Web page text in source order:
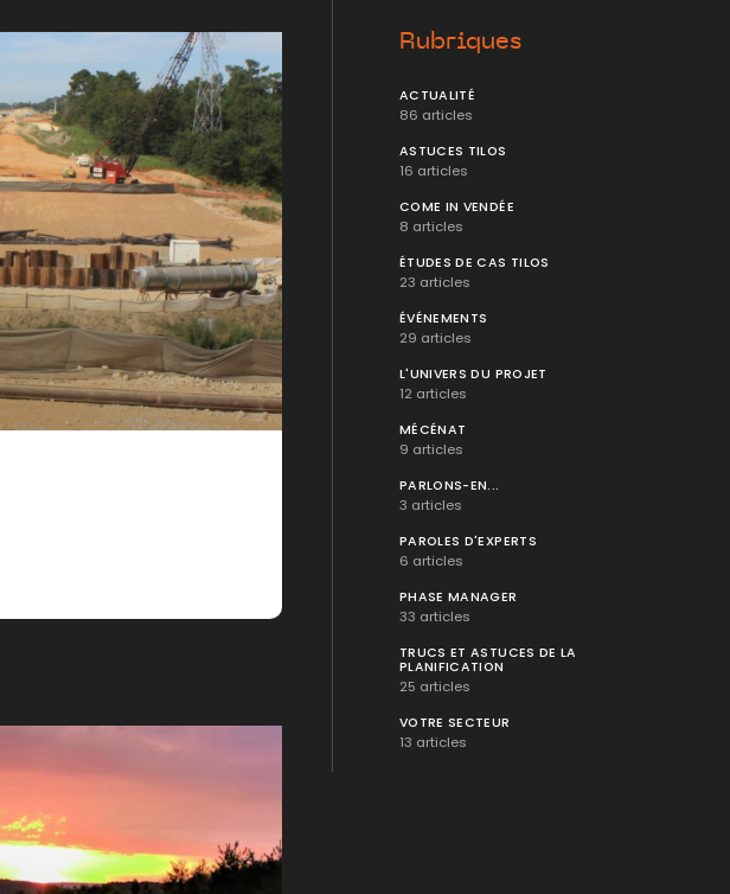
Rubriques
ACTUALITÉ
86 articles
ASTUCES TILOS
16 articles
COME IN VENDÉE
8 articles
ÉTUDES DE CAS TILOS
23 articles
ÉVÉNEMENTS
29 articles
L'UNIVERS DU PROJET
12 articles
MÉCÉNAT
9 articles
PARLONS-EN...
3 articles
PAROLES D'EXPERTS
6 articles
PHASE MANAGER
33 articles
TRUCS ET ASTUCES DE LA
PLANIFICATION
25 articles
VOTRE SECTEUR
13 articles